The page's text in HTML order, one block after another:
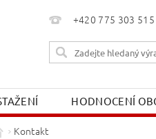
+420 775 303 515
HODNOCENÍ
OBCHODNÍ PODMÍNKY
Kontakt